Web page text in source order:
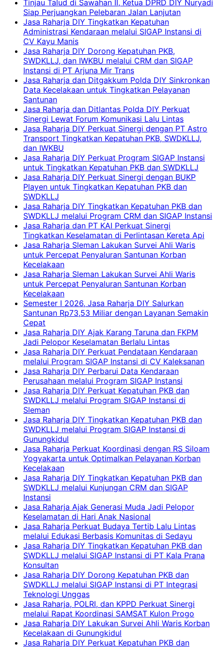
Tinjau Talud di Sawahan II, Ketua DPRD DIY Nuryadi
Siap Perjuangkan Pelebaran Jalan Lanjutan
Jasa Raharja DIY Tingkatkan Kepatuhan
Administrasi Kendaraan melalui SIGAP Instansi di
CV Kayu Manis
Jasa Raharja DIY Dorong Kepatuhan PKB,
SWDKLLJ, dan IWKBU melalui CRM dan SIGAP
Instansi di PT Arjuna Mir Trans
Jasa Raharja dan Ditgakkum Polda DIY Sinkronkan
Data Kecelakaan untuk Tingkatkan Pelayanan
Santunan
Jasa Raharja dan Ditlantas Polda DIY Perkuat
Sinergi Lewat Forum Komunikasi Lalu Lintas
Jasa Raharja DIY Perkuat Sinergi dengan PT Astro
Transport Tingkatkan Kepatuhan PKB, SWDKLLJ,
dan IWKBU
Jasa Raharja DIY Perkuat Program SIGAP Instansi
untuk Tingkatkan Kepatuhan PKB dan SWDKLLJ
Jasa Raharja DIY Perkuat Sinergi dengan BUKP
Playen untuk Tingkatkan Kepatuhan PKB dan
SWDKLLJ
Jasa Raharja DIY Tingkatkan Kepatuhan PKB dan
SWDKLLJ melalui Program CRM dan SIGAP Instansi
Jasa Raharja dan PT KAI Perkuat Sinergi
Tingkatkan Keselamatan di Perlintasan Kereta Api
Jasa Raharja Sleman Lakukan Survei Ahli Waris
untuk Percepat Penyaluran Santunan Korban
Kecelakaan
Jasa Raharja Sleman Lakukan Survei Ahli Waris
untuk Percepat Penyaluran Santunan Korban
Kecelakaan
Semester I 2026, Jasa Raharja DIY Salurkan
Santunan Rp73,53 Miliar dengan Layanan Semakin
Cepat
Jasa Raharja DIY Ajak Karang Taruna dan FKPM
Jadi Pelopor Keselamatan Berlalu Lintas
Jasa Raharja DIY Perkuat Pendataan Kendaraan
melalui Program SIGAP Instansi di CV Kaleksanan
Jasa Raharja DIY Perbarui Data Kendaraan
Perusahaan melalui Program SIGAP Instansi
Jasa Raharja DIY Perkuat Kepatuhan PKB dan
SWDKLLJ melalui Program SIGAP Instansi di
Sleman
Jasa Raharja DIY Tingkatkan Kepatuhan PKB dan
SWDKLLJ melalui Program SIGAP Instansi di
Gunungkidul
Jasa Raharja Perkuat Koordinasi dengan RS Siloam
Yogyakarta untuk Optimalkan Pelayanan Korban
Kecelakaan
Jasa Raharja DIY Tingkatkan Kepatuhan PKB dan
SWDKLLJ melalui Kunjungan CRM dan SIGAP
Instansi
Jasa Raharja Ajak Generasi Muda Jadi Pelopor
Keselamatan di Hari Anak Nasional
Jasa Raharja Perkuat Budaya Tertib Lalu Lintas
melalui Edukasi Berbasis Komunitas di Sedayu
Jasa Raharja DIY Tingkatkan Kepatuhan PKB dan
SWDKLLJ melalui SIGAP Instansi di PT Kala Prana
Konsultan
Jasa Raharja DIY Dorong Kepatuhan PKB dan
SWDKLLJ melalui SIGAP Instansi di PT Integrasi
Teknologi Unggas
Jasa Raharja, POLRI, dan KPPD Perkuat Sinergi
melalui Rapat Koordinasi SAMSAT Kulon Progo
Jasa Raharja DIY Lakukan Survei Ahli Waris Korban
Kecelakaan di Gunungkidul
Jasa Raharja DIY Perkuat Kepatuhan PKB dan